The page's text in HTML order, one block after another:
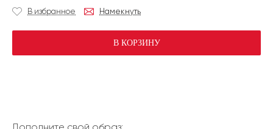
В избранное Намекнуть
В КОРЗИНУ
Дополните свой образ: